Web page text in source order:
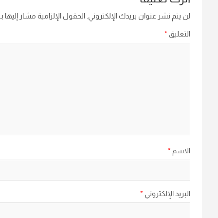
لن يتم نشر عنوان بريدك الإلكتروني. الحقول الإلزامية مشار إليها
التعليق *
الاسم *
البريد الإلكتروني *